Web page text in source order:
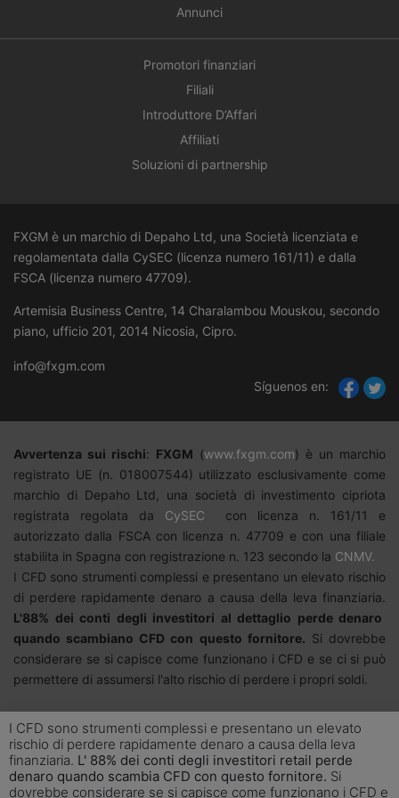
Annunci
Promotori finanziari
Filiali
Introduttore D’Affari
Affiliati
Soluzioni di partnership
FXGM è un marchio di Depaho Ltd, una Società licenziata e
regolamentata dalla CySEC (licenza numero 161/11) e dalla
FSCA (licenza numero 47709).
Artemisia Business Centre, 14 Charalambou Mouskou, secondo
piano, ufficio 201, 2014 Nicosia, Cipro.
info@fxgm.com
Síguenos en:
Avvertenza sui rischi: FXGM (www.fxgm.com) è un marchio
registrato UE (n. 018007544) utilizzato esclusivamente come
marchio di Depaho Ltd, una società di investimento cipriota
registrata regolata da CySEC con licenza n. 161/11 e
autorizzato dalla FSCA con licenza n. 47709 e con una filiale
stabilita in Spagna con registrazione n. 123 secondo la CNMV.
I CFD sono strumenti complessi e presentano un elevato rischio
di perdere rapidamente denaro a causa della leva finanziaria.
L'88% dei conti degli investitori al dettaglio perde denaro
quando scambiano CFD con questo fornitore. Si dovrebbe
considerare se si capisce come funzionano i CFD e se ci si può
permettere di assumersi l'alto rischio di perdere i propri soldi.
I CFD sono strumenti complessi e presentano un elevato
rischio di perdere rapidamente denaro a causa della leva
finanziaria. L' 88% dei conti degli investitori retail perde
denaro quando scambia CFD con questo fornitore. Si
dovrebbe considerare se si capisce come funzionano i CFD e